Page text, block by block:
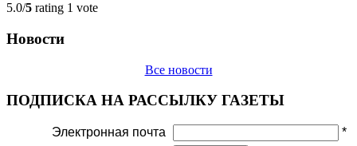
5.0/5 rating 1 vote
Новости
Все новости
ПОДПИСКА НА РАССЫЛКУ ГАЗЕТЫ
Электронная почта *